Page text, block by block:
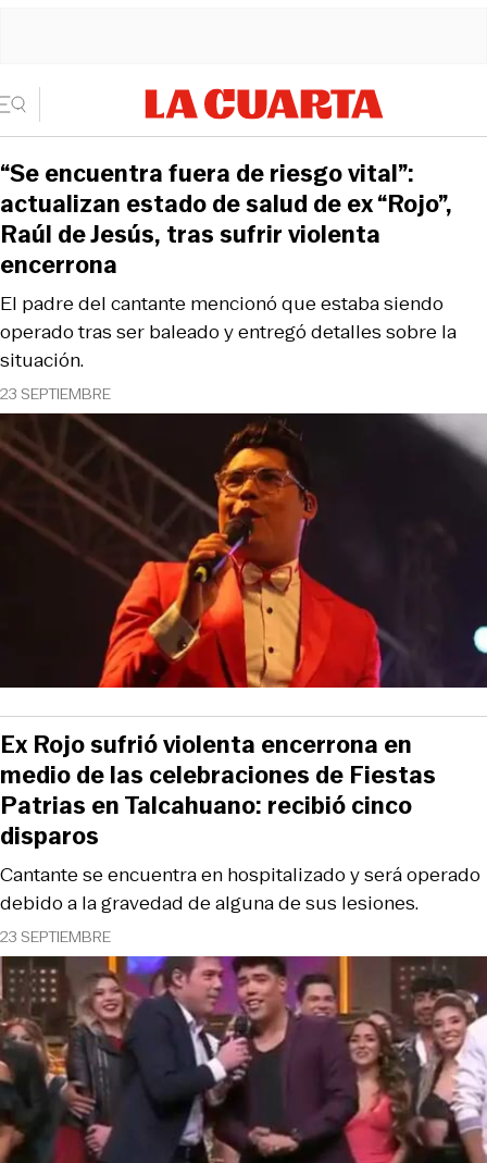
23 SEPTIEMBRE
El padre del cantante mencionó que estaba siendo
operado tras ser baleado y entregó detalles sobre la
situación.
“Se encuentra fuera de riesgo vital”:
actualizan estado de salud de ex “Rojo”,
Raúl de Jesús, tras sufrir violenta
encerrona
23 SEPTIEMBRE
Cantante se encuentra en hospitalizado y será operado
debido a la gravedad de alguna de sus lesiones.
Ex Rojo sufrió violenta encerrona en
medio de las celebraciones de Fiestas
Patrias en Talcahuano: recibió cinco
disparos